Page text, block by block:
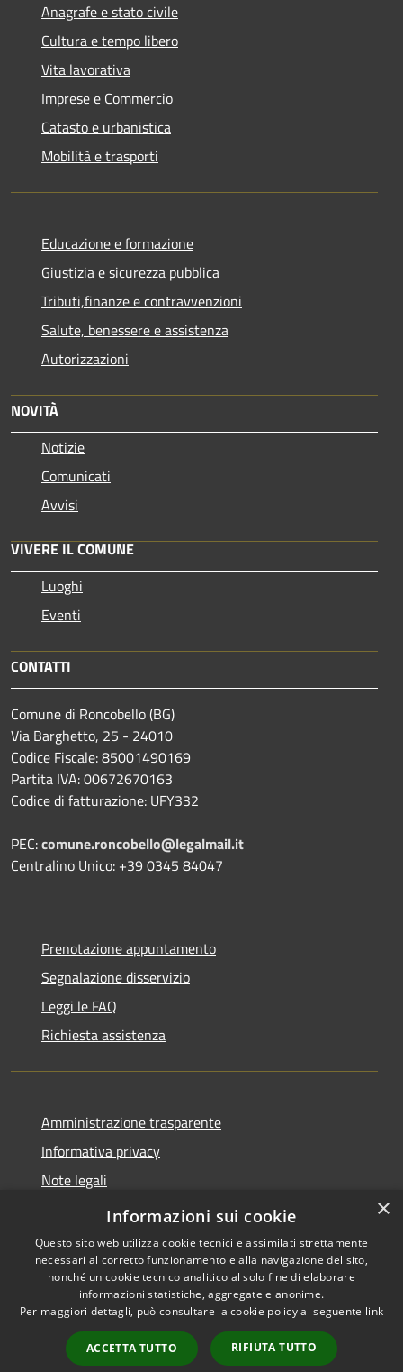
Anagrafe e stato civile
Cultura e tempo libero
Vita lavorativa
Imprese e Commercio
Catasto e urbanistica
Mobilità e trasporti
Educazione e formazione
Giustizia e sicurezza pubblica
Tributi,finanze e contravvenzioni
Salute, benessere e assistenza
Autorizzazioni
NOVITÀ
Notizie
Comunicati
Avvisi
VIVERE IL COMUNE
Luoghi
Eventi
CONTATTI
Comune di Roncobello (BG)
Via Barghetto, 25 - 24010
Codice Fiscale: 85001490169
Partita IVA: 00672670163
Codice di fatturazione: UFY332
PEC:comune.roncobello@legalmail.it
Centralino Unico: +39 0345 84047
Prenotazione appuntamento
Segnalazione disservizio
Leggi le FAQ
Richiesta assistenza
Amministrazione trasparente
Informativa privacy
Note legali
Dichiarazione di accessibilità
Accessibilità
Copyright © 2026 • Comune di
Roncobello • Powered by
Municipium•
Accesso
redazione
×
Informazioni sui cookie
Questo sito web utilizza cookie tecnici e assimilati strettamente
necessari al corretto funzionamento e alla navigazione del sito,
nonché un cookie tecnico analitico al solo fine di elaborare
informazioni statistiche, aggregate e anonime.
Per maggiori dettagli, può consultare la cookie policy al seguente link
ACCETTA TUTTO RIFIUTA TUTTO